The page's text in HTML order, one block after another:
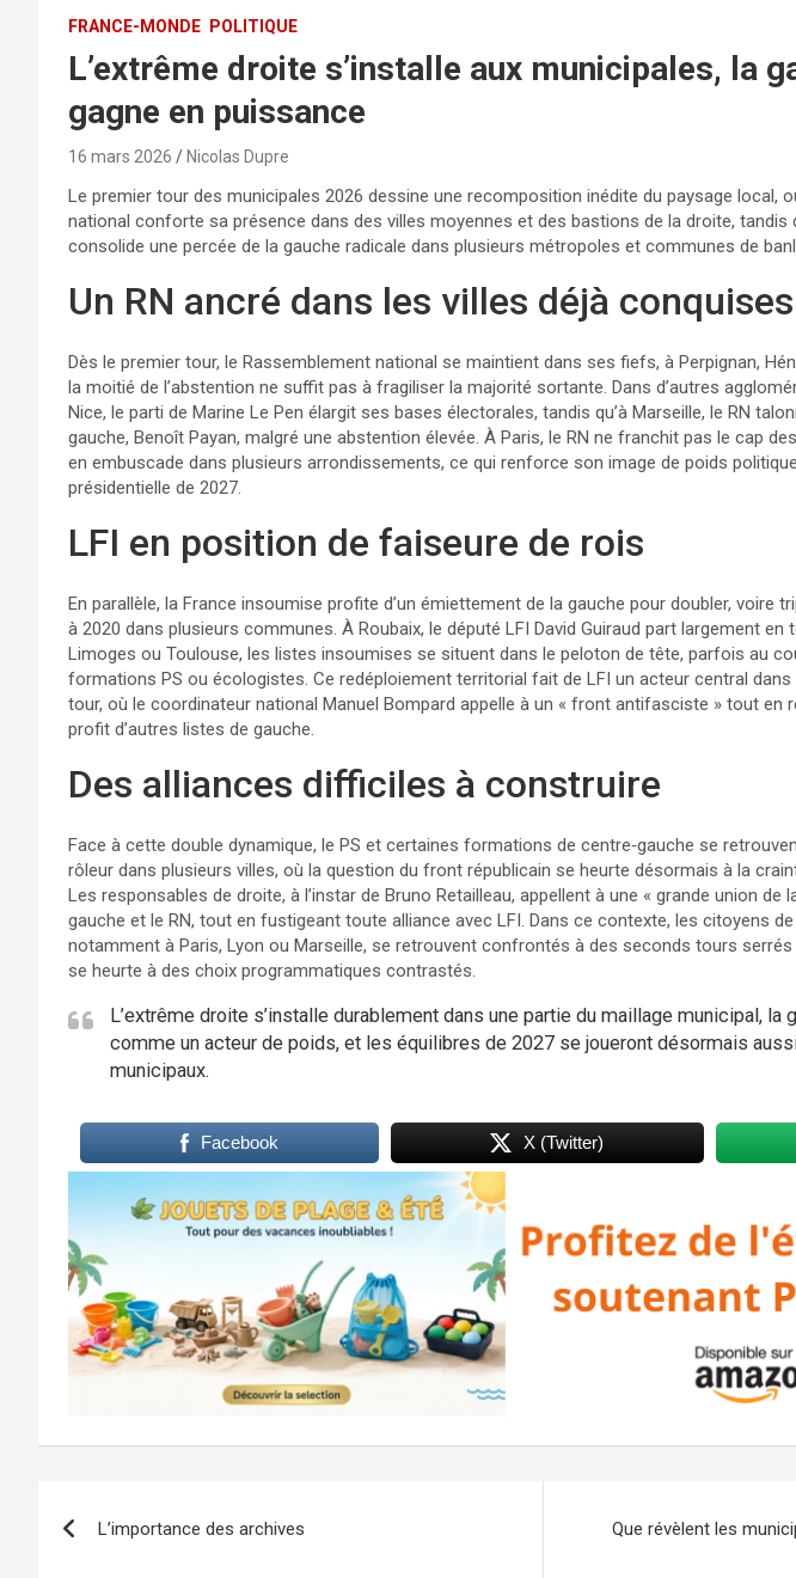
FRANCE-MONDE POLITIQUE
L’extrême droite s’installe aux municipales, la
gagne en puissance
16 mars 2026 Nicolas Dupre
Le premier tour des municipales 2026 dessine une recomposition inédite du paysage local,
national conforte sa présence dans des villes moyennes et des bastions de la droite, tandis
consolide une percée de la gauche radicale dans plusieurs métropoles et communes de
Un RN ancré dans les villes déjà conquises
Dès le premier tour, le Rassemblement national se maintient dans ses fiefs, à Perpignan,
la moitié de l’abstention ne suffit pas à fragiliser la majorité sortante. Dans d’autres
Nice, le parti de Marine Le Pen élargit ses bases électorales, tandis qu’à Marseille, le RN
gauche, Benoît Payan, malgré une abstention élevée. À Paris, le RN ne franchit pas le cap
en embuscade dans plusieurs arrondissements, ce qui renforce son image de poids
présidentielle de 2027.
LFI en position de faiseure de rois
En parallèle, la France insoumise profite d’un émiettement de la gauche pour doubler, voire
à 2020 dans plusieurs communes. À Roubaix, le député LFI David Guiraud part largement en
Limoges ou Toulouse, les listes insoumises se situent dans le peloton de tête, parfois au
formations PS ou écologistes. Ce redéploiement territorial fait de LFI un acteur central
tour, où le coordinateur national Manuel Bompard appelle à un « front antifasciste » tout en
profit d’autres listes de gauche.
Des alliances difficiles à construire
Face à cette double dynamique, le PS et certaines formations de centre‑gauche se
rôleur dans plusieurs villes, où la question du front républicain se heurte désormais à la
Les responsables de droite, à l’instar de Bruno Retailleau, appellent à une « grande union de
gauche et le RN, tout en fustigeant toute alliance avec LFI. Dans ce contexte, les citoyens
notamment à Paris, Lyon ou Marseille, se retrouvent confrontés à des seconds tours serrés
se heurte à des choix programmatiques contrastés.
L’extrême droite s’installe durablement dans une partie du maillage municipal, la
comme un acteur de poids, et les équilibres de 2027 se joueront désormais
municipaux.
Facebook X (Twitter)
de
L’importance des archives
Que révèlent les